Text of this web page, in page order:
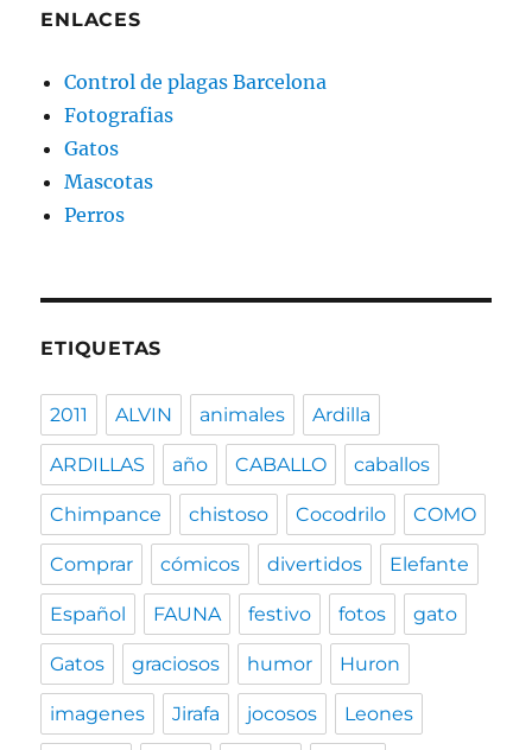
ENLACES
Control de plagas Barcelona
Fotografias
Gatos
Mascotas
Perros
ETIQUETAS
2011 ALVIN animales Ardilla
ARDILLAS año CABALLO caballos
Chimpance chistoso Cocodrilo COMO
Comprar cómicos divertidos Elefante
Español FAUNA festivo fotos gato
Gatos graciosos humor Huron
imagenes Jirafa jocosos Leones